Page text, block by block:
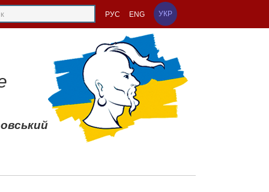
РУС ENG УКР